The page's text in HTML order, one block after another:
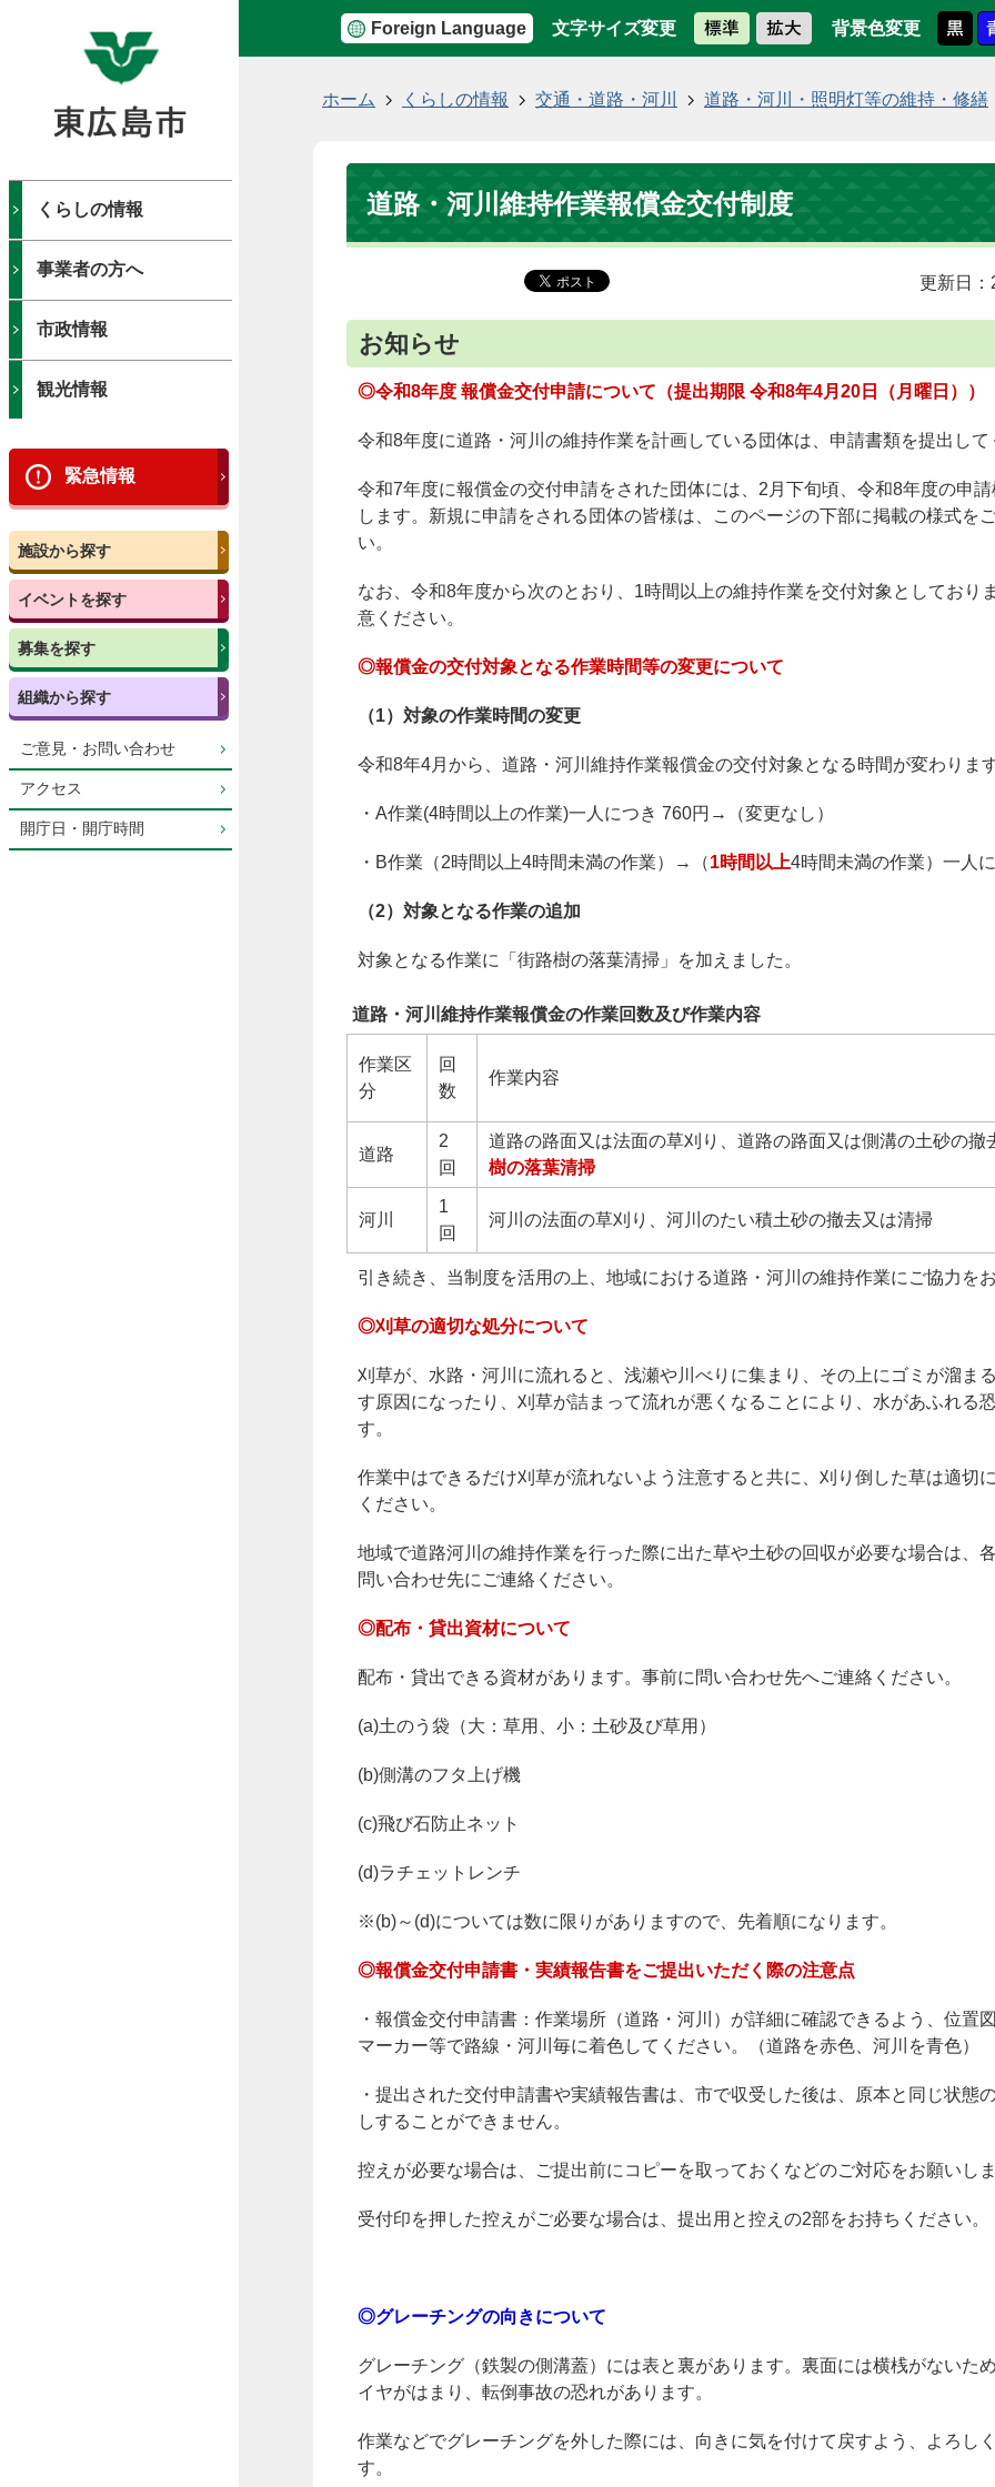
Foreign Language 文字サイズ変更 背景色変更
くらしの情報
事業者の方へ
市政情報
観光情報
緊急情報
施設から探す
イベントを探す
募集を探す
組織から探す
ご意見・お問い合わせ
アクセス
開庁日・開庁時間
ホーム くらしの情報 交通・道路・河川 道路・河川・照明灯等の維持・修繕
道路・河川維持作業報償金交付制度
更新日
お知らせ
◎令和8年度 報償金交付申請について（提出期限 令和8年4月20日（月曜日））
令和8年度に道路・河川の維持作業を計画している団体は、申請書類を提出して
令和7年度に報償金の交付申請をされた団体には、2月下旬頃、令和8年度の申
します。新規に申請をされる団体の皆様は、このページの下部に掲載の様式を
い。
なお、令和8年度から次のとおり、1時間以上の維持作業を交付対象としており
意ください。
◎報償金の交付対象となる作業時間等の変更について
（1）対象の作業時間の変更
令和8年4月から、道路・河川維持作業報償金の交付対象となる時間が変わりま
・A作業(4時間以上の作業)一人につき 760円→（変更なし）
・B作業（2時間以上4時間未満の作業）→（1時間以上4時間未満の作業）一人
（2）対象となる作業の追加
対象となる作業に「街路樹の落葉清掃」を加えました。
道路・河川維持作業報償金の作業回数及び作業内容
作業区
分
回
数
作業内容
道路
2
回
道路の路面又は法面の草刈り、道路の路面又は側溝の土砂の撤
樹の落葉清掃
河川
1
回
河川の法面の草刈り、河川のたい積土砂の撤去又は清掃
引き続き、当制度を活用の上、地域における道路・河川の維持作業にご協力を
◎刈草の適切な処分について
刈草が、水路・河川に流れると、浅瀬や川べりに集まり、その上にゴミが溜ま
す原因になったり、刈草が詰まって流れが悪くなることにより、水があふれる
す。
作業中はできるだけ刈草が流れないよう注意すると共に、刈り倒した草は適切
ください。
地域で道路河川の維持作業を行った際に出た草や土砂の回収が必要な場合は、
問い合わせ先にご連絡ください。
◎配布・貸出資材について
配布・貸出できる資材があります。事前に問い合わせ先へご連絡ください。
(a)土のう袋（大：草用、小：土砂及び草用）
(b)側溝のフタ上げ機
(c)飛び石防止ネット
(d)ラチェットレンチ
※(b)～(d)については数に限りがありますので、先着順になります。
◎報償金交付申請書・実績報告書をご提出いただく際の注意点
・報償金交付申請書：作業場所（道路・河川）が詳細に確認できるよう、位置
マーカー等で路線・河川毎に着色してください。（道路を赤色、河川を青色）
・提出された交付申請書や実績報告書は、市で収受した後は、原本と同じ状態
しすることができません。
控えが必要な場合は、ご提出前にコピーを取っておくなどのご対応をお願いし
受付印を押した控えがご必要な場合は、提出用と控えの2部をお持ちください。
◎グレーチングの向きについて
グレーチング（鉄製の側溝蓋）には表と裏があります。裏面には横桟がないた
イヤがはまり、転倒事故の恐れがあります。
作業などでグレーチングを外した際には、向きに気を付けて戻すよう、よろし
す。